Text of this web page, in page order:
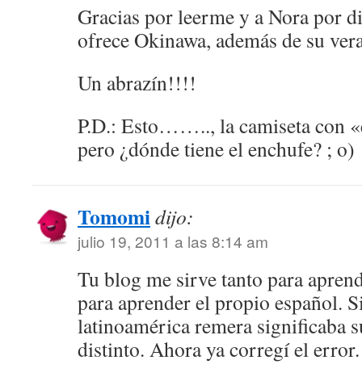
Gracias por leerme y a Nora por
ofrece Okinawa, además de su
Un abrazín!!!!
P.D.: Esto…….., la camiseta con
pero ¿dónde tiene el enchufe? ; o)
Tomomidijo:
julio 19, 2011 a las 8:14 am
Tu blog me sirve tanto para
para aprender el propio español.
latinoamérica remera significaba
distinto. Ahora ya corregí el error.